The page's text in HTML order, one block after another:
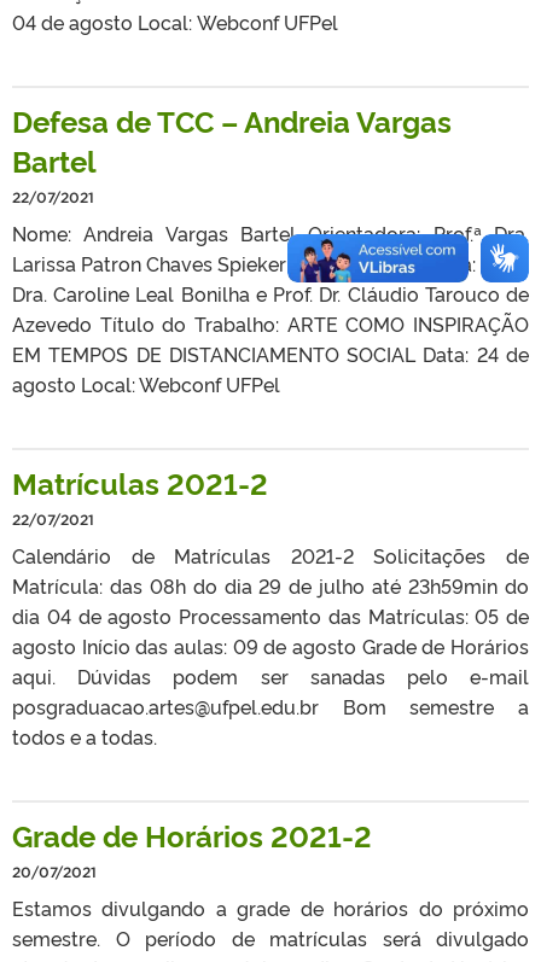
04 de agosto Local: Webconf UFPel
Defesa de TCC – Andreia Vargas
Bartel
22/07/2021
Nome: Andreia Vargas Bartel Orientadora: Prof.ª Dra.
Larissa Patron Chaves Spieker Banca Examinadora: Prof.ª
Dra. Caroline Leal Bonilha e Prof. Dr. Cláudio Tarouco de
Azevedo Título do Trabalho: ARTE COMO INSPIRAÇÃO
EM TEMPOS DE DISTANCIAMENTO SOCIAL Data: 24 de
agosto Local: Webconf UFPel
Matrículas 2021-2
22/07/2021
Calendário de Matrículas 2021-2 Solicitações de
Matrícula: das 08h do dia 29 de julho até 23h59min do
dia 04 de agosto Processamento das Matrículas: 05 de
agosto Início das aulas: 09 de agosto Grade de Horários
aqui. Dúvidas podem ser sanadas pelo e-mail
posgraduacao.artes@ufpel.edu.br Bom semestre a
todos e a todas.
Grade de Horários 2021-2
20/07/2021
Estamos divulgando a grade de horários do próximo
semestre. O período de matrículas será divulgado